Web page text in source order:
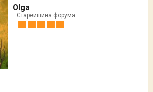
Olga
Старейшина форума